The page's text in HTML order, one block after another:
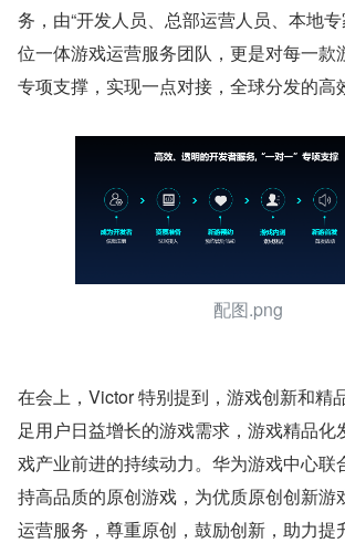
务，由“开发人员、总部运营人员、本地
位一体游戏运营服务团队，更是对每一款
专项支撑，实现一点对接，全球分发的高
配图.png
在会上，Victor 特别提到，游戏创新和精
足用户日益增长的游戏需求，游戏精品化
戏产业前进的持续动力。华为游戏中心联
持高品质的原创游戏，为优质原创创新游
运营服务，尊重原创，鼓励创新，助力提